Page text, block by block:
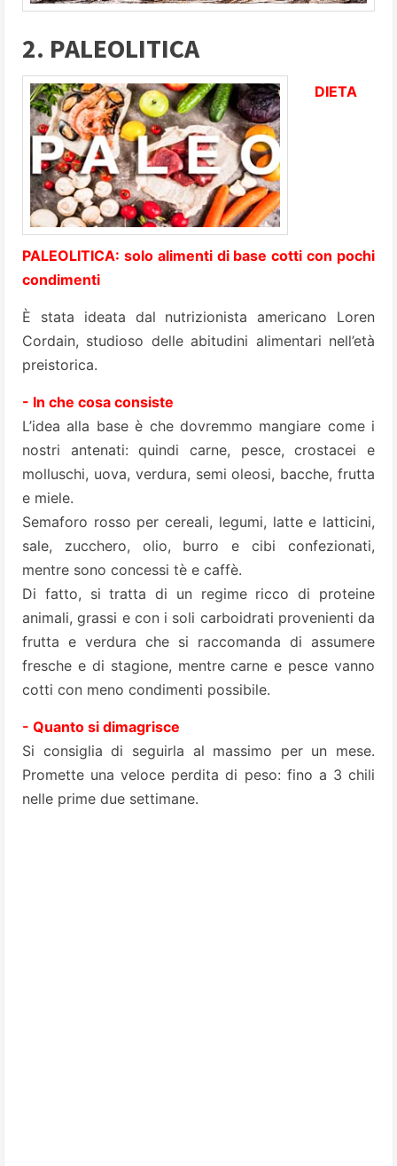
2. PALEOLITICA
DIETA
PALEOLITICA: solo alimenti di base cotti con pochi
condimenti
È stata ideata dal nutrizionista americano Loren
Cordain, studioso delle abitudini alimentari nell’età
preistorica.
- In che cosa consiste
L’idea alla base è che dovremmo mangiare come i
nostri antenati: quindi carne, pesce, crostacei e
molluschi, uova, verdura, semi oleosi, bacche, frutta
e miele.
Semaforo rosso per cereali, legumi, latte e latticini,
sale, zucchero, olio, burro e cibi confezionati,
mentre sono concessi tè e caffè.
Di fatto, si tratta di un regime ricco di proteine
animali, grassi e con i soli carboidrati provenienti da
frutta e verdura che si raccomanda di assumere
fresche e di stagione, mentre carne e pesce vanno
cotti con meno condimenti possibile.
- Quanto si dimagrisce
Si consiglia di seguirla al massimo per un mese.
Promette una veloce perdita di peso: fino a 3 chili
nelle prime due settimane.